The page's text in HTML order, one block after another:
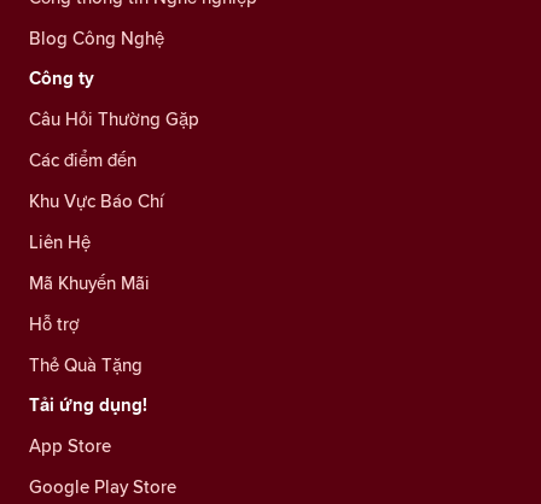
Blog Công Nghệ
Công ty
Câu Hỏi Thường Gặp
Các điểm đến
Khu Vực Báo Chí
Liên Hệ
Mã Khuyến Mãi
Hỗ trợ
Thẻ Quà Tặng
Tải ứng dụng!
App Store
Google Play Store